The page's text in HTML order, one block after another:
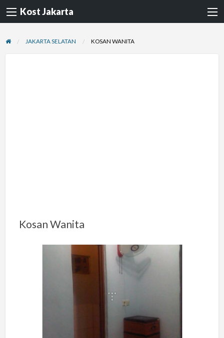
Kost Jakarta
JAKARTA SELATAN KOSAN WANITA
Kosan Wanita